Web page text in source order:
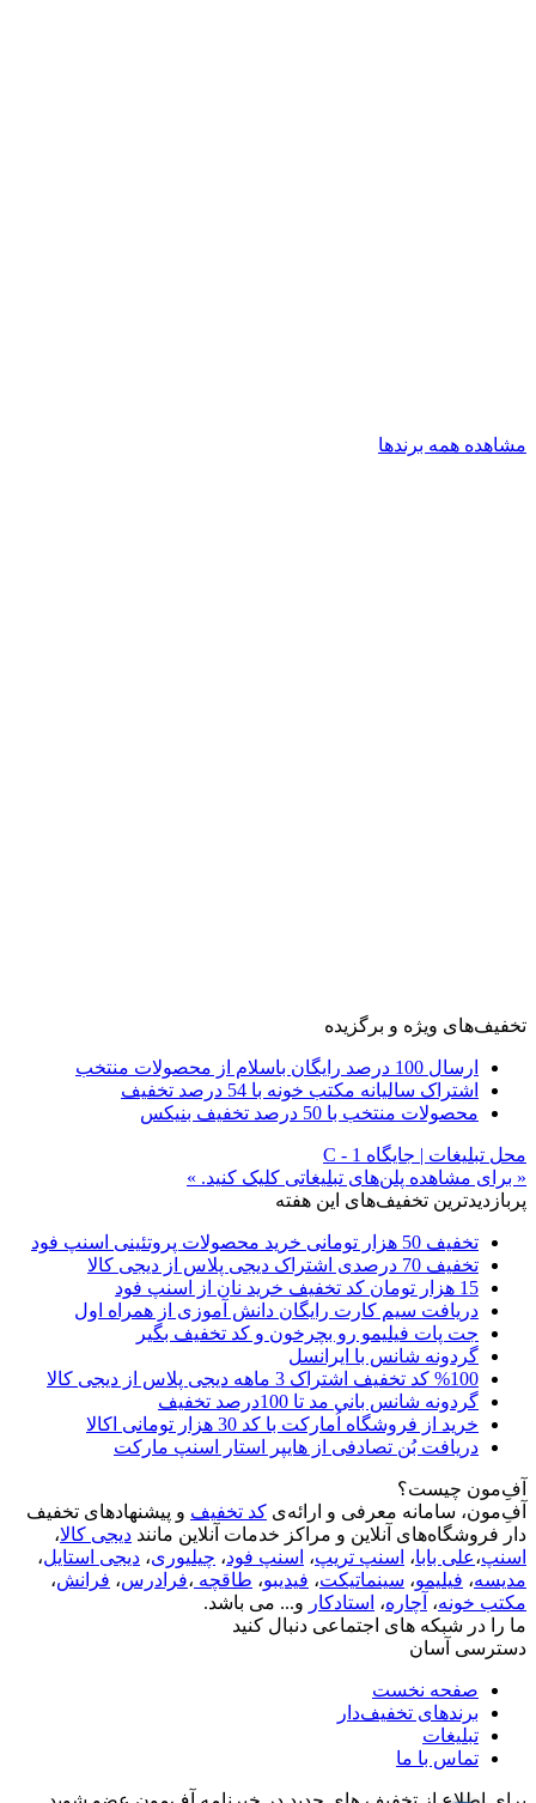
مشاهده همه برندها
تخفیف‌های ویژه و برگزیده
ارسال 100 درصد رایگان باسلام از محصولات منتخب
اشتراک سالیانه مکتب خونه با 54 درصد تخفیف
محصولات منتخب با 50 درصد تخفیف بنیکس
محل تبلیغات | جایگاه C - 1
« برای مشاهده پلن‌های تبلیغاتی کلیک کنید. »
پربازدیدترین تخفیف‌های این هفته
تخفیف 50 هزار تومانی خرید محصولات پروتئینی اسنپ فود
تخفیف 70 درصدی اشتراک دیجی پلاس از دیجی کالا
15 هزار تومان کد تخفیف خرید نان از اسنپ فود
دریافت سیم کارت رایگان دانش آموزی از همراه اول
جت پات فیلیمو رو بچرخون و کد تخفیف بگیر
گردونه شانس با ایرانسل
%100 کد تخفیف اشتراک 3 ماهه دیجی پلاس از دیجی کالا
گردونه شانس بانی مد تا 100درصد تخفیف
خرید از فروشگاه اُمارکت با کد 30 هزار تومانی اکالا
دریافت بُن تصادفی از هایپر استار اسنپ مارکت
آفِ‌مون چیست؟
آفِ‌مون، سامانه معرفی و ارائه‌ی کد تخفیف و پیشنهادهای تخفیف
دار فروشگاه‌های آنلاین و مراکز خدمات آنلاین مانند دیجی کالا،
اسنپ،علی بابا، اسنپ تریپ، اسنپ فود، چیلیوری، دیجی استایل،
مدیسه، فیلیمو، سینماتیکت، فیدیبو، طاقچه ،فرادرس، فرانش،
مکتب خونه، آچاره، استادکار و... می باشد.
ما را در شبکه های اجتماعی دنبال کنید
دسترسی آسان
صفحه نخست
برندهای تخفیف‌دار
تبلیغات
تماس با ما